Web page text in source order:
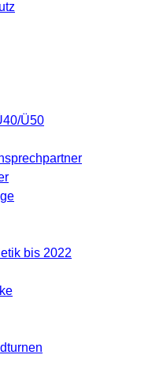
Ü50
bis 2022